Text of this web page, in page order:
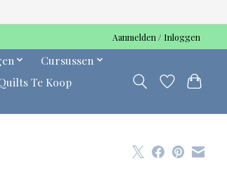
Aanmelden / Inloggen
Cursussen
Te Koop